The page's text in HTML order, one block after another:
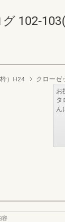
102-
）H24 クローゼ
お
タ
ん
容